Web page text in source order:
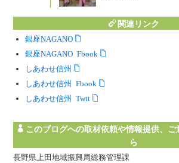
関連リンク
銀座NAGANO
銀座NAGANO Facebook
しあわせ信州
しあわせ信州 Facebook
しあわせ信州 Twitter
このブログへの取材依頼や情報提供、
ら
長野県上田地域振興局総務管理課